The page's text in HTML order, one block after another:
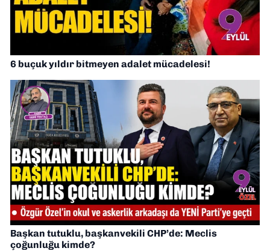
6 buçuk yıldır bitmeyen adalet mücadelesi!
Başkan tutuklu, başkanvekili CHP’de: Meclis
çoğunluğu kimde?